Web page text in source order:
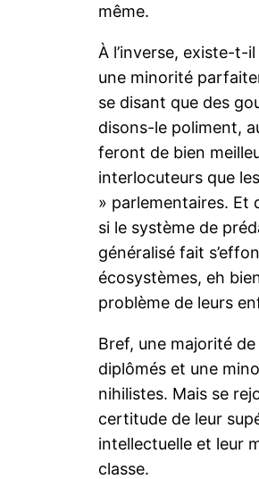
même.
À l’inverse, existe-t-
une minorité
se disant que des
disons-le poliment,
feront de bien
interlocuteurs que
» parlementaires. Et
si le système de
généralisé fait
écosystèmes, eh
problème de leurs
Bref, une majorité
diplômés et une
nihilistes. Mais se
certitude de leur
intellectuelle et leur
classe.